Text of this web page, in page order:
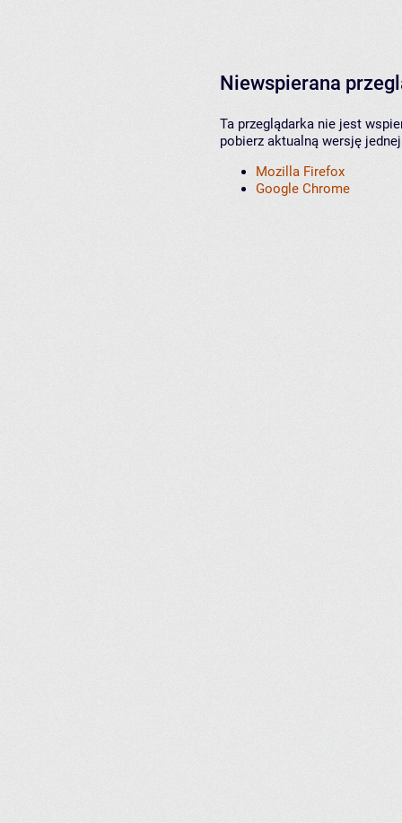
Niewspierana
Ta przeglądarka nie jest
pobierz aktualną wersję
Mozilla Firefox
Google Chrome